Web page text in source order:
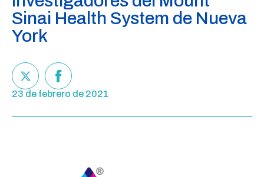
Sinai Health System de Nueva
York
23 de febrero de 2021